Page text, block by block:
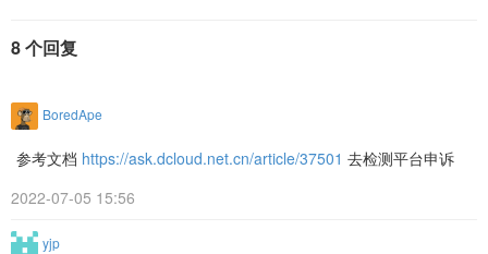
8 个回复
BoredApe
参考文档 https://ask.dcloud.net.cn/article/37501 去检测平台申诉
2022-07-05 15:56
yjp